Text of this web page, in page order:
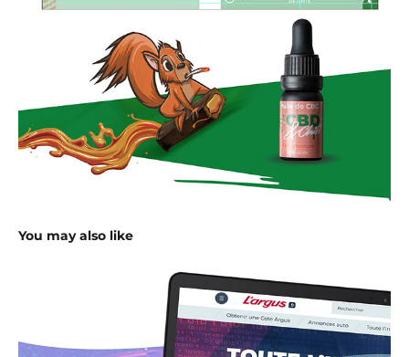
You may also like